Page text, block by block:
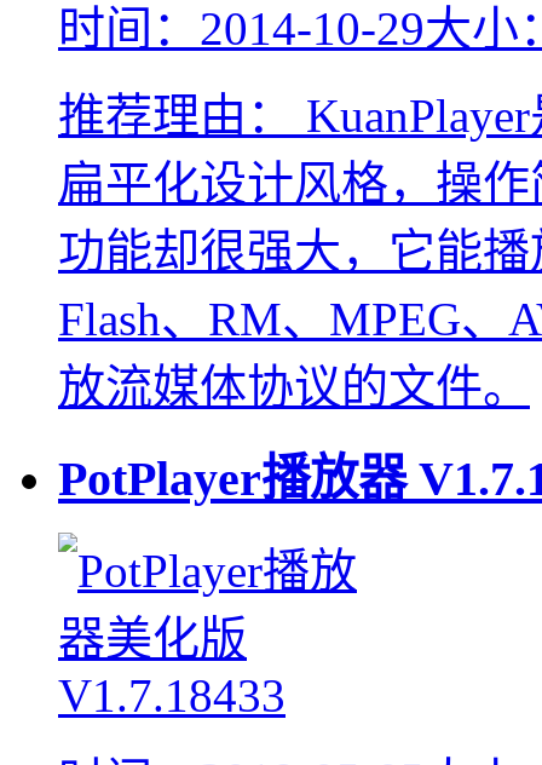
时间：2014-10-29大小
推荐理由：
扁平化设计风格，操
功能却很强大，它能
Flash、RM、MPEG
放流媒体协议的文件。
PotPlayer播放器